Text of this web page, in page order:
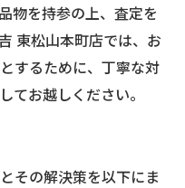
テゴリーごとの査
た柔軟性
ービス展開
説！買取の流れを知
物を持参の上、査定を
東松山本町店では、お
するために、丁寧な対
てお越しください。
その解決策を以下にま